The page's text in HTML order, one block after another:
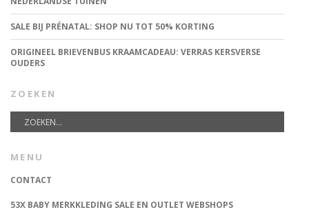
SALE BIJ PRÉNATAL: SHOP NU TOT 50% KORTING
ORIGINEEL BRIEVENBUS KRAAMCADEAU: VERRAS KERSVERSE
OUDERS
ZOEKEN
MENU
CONTACT
53X BABY MERKKLEDING SALE EN OUTLET WEBSHOPS